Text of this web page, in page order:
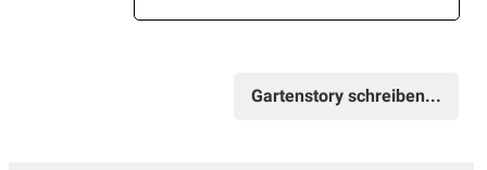
Gartenstory schreiben...